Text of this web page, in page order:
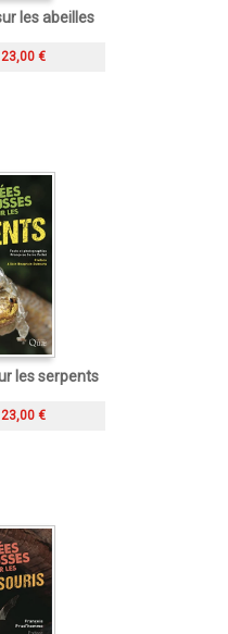
les abeilles
23,00 €
les serpents
23,00 €